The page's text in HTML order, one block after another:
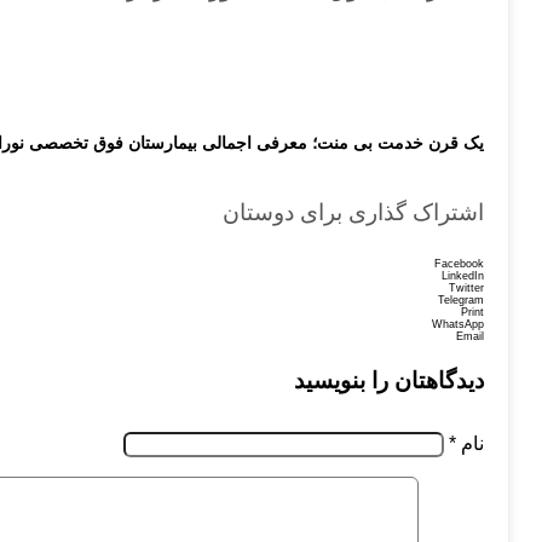
یک قرن خدمت بی منت؛ معرفی اجمالی بیمارستان فوق تخصصی
اشتراک گذاری برای دوستان
Facebook
LinkedIn
Twitter
Telegram
Print
WhatsApp
Email
دیدگاهتان را بنویسید
نام *